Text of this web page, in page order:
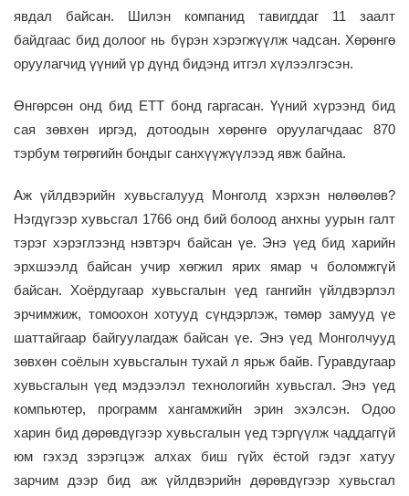
явдал байсан. Ш илэн компанид тавигддаг 11 заалт
байдгаас бид долоог нь бүрэн хэрэгжүүлж чадсан. Хөрөнгө
оруулагчид үүний үр дүнд бидэнд итгэл хүлээлгэсэн.
Өнгөрсөн онд бид ETT бонд гаргасан. Үүний хүрээнд бид
сая зөвхөн иргэд, дотоодын хөрөнгө оруулагчдаас 870
тэрбум төгрөгийн бондыг санхүүжүүлээд явж байна.
Аж үйлдвэрийн хувьсгалууд Монголд хэрхэн нөлөөлөв?
Нэгдүгээр хувьсгал 1766 онд бий болоод анхны уурын галт
тэрэг хэрэглээнд нэвтэрч байсан үе. Энэ үед бид харийн
эрхшээлд байсан учир хөгжил ярих ямар ч боломжгүй
байсан. Хоёрдугаар хувьсгалын үед гангийн үйлдвэрлэл
эрчимжиж, томоохон хотууд сүндэрлэж, төмөр замууд үе
шаттайгаар байгуулагдаж байсан үе. Энэ үед Монголчууд
зөвхөн соёлын хувьсгалын тухай л ярьж байв. Гуравдугаар
хувьсгалын үед мэдээлэл технологийн хувьсгал. Энэ үед
компьютер, программ хангамжийн эрин эхэлсэн. Одоо
харин бид дөрөвдүгээр хувьсгалын үед тэргүүлж чаддаггүй
юм гэхэд зэрэгцэж алхах биш гүйх ёстой гэдэг хатуу
зарчим дээр бид аж үйлдвэрийн дөрөвдүгээр хувьсгал